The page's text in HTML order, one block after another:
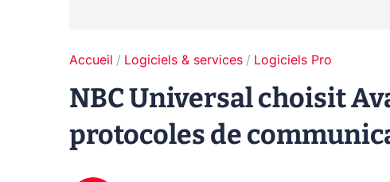
Accueil Logiciels & services Logiciels Pro
NBC Universal choisit
protocoles de